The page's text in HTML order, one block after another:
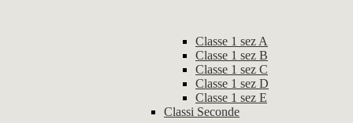
Classe 1 sez A
Classe 1 sez B
Classe 1 sez C
Classe 1 sez D
Classe 1 sez E
Classi Seconde